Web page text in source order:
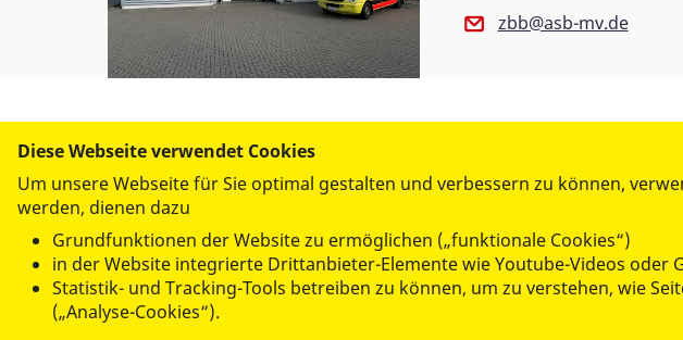
zbb@asb-mv.de
News
Unsere Angebote
Über das ZBB
Mitglied werden
Diese Webseite verwendet Cookies
Um unsere Webseite für Sie optimal gestalten und verbessern zu können,
werden, dienen dazu
Grundfunktionen der Website zu ermöglichen („funktionale Cookies“)
in der Website integrierte Drittanbieter-Elemente wie Youtube-Videos
Statistik- und Tracking-Tools betreiben zu können, um zu verstehen, wie
(„Analyse-Cookies“).